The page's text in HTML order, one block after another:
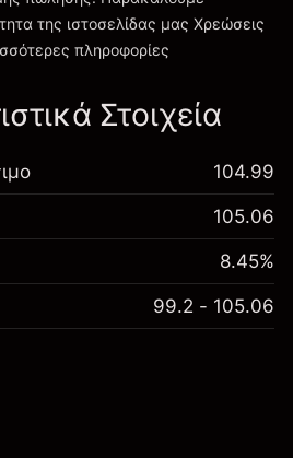
και Τέλη
της ιστοσελίδας μας Χρεώσεις
πληροφορίες
Στοιχεία
104.99
105.06
8.45%
99.2 - 105.06